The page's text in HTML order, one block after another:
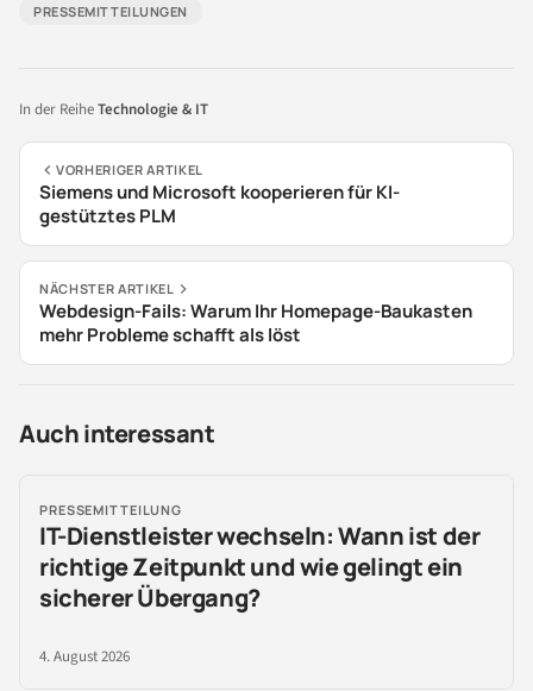
PRESSEMITTEILUNGEN
In der ReiheTechnologie & IT
VORHERIGER ARTIKEL
Siemens und Microsoft kooperieren für KI-
gestütztes PLM
NÄCHSTER ARTIKEL
Webdesign-Fails: Warum Ihr Homepage-Baukasten
mehr Probleme schafft als löst
Auch interessant
PRESSEMITTEILUNG
IT-Dienstleister wechseln: Wann ist der
richtige Zeitpunkt und wie gelingt ein
sicherer Übergang?
4. August 2026